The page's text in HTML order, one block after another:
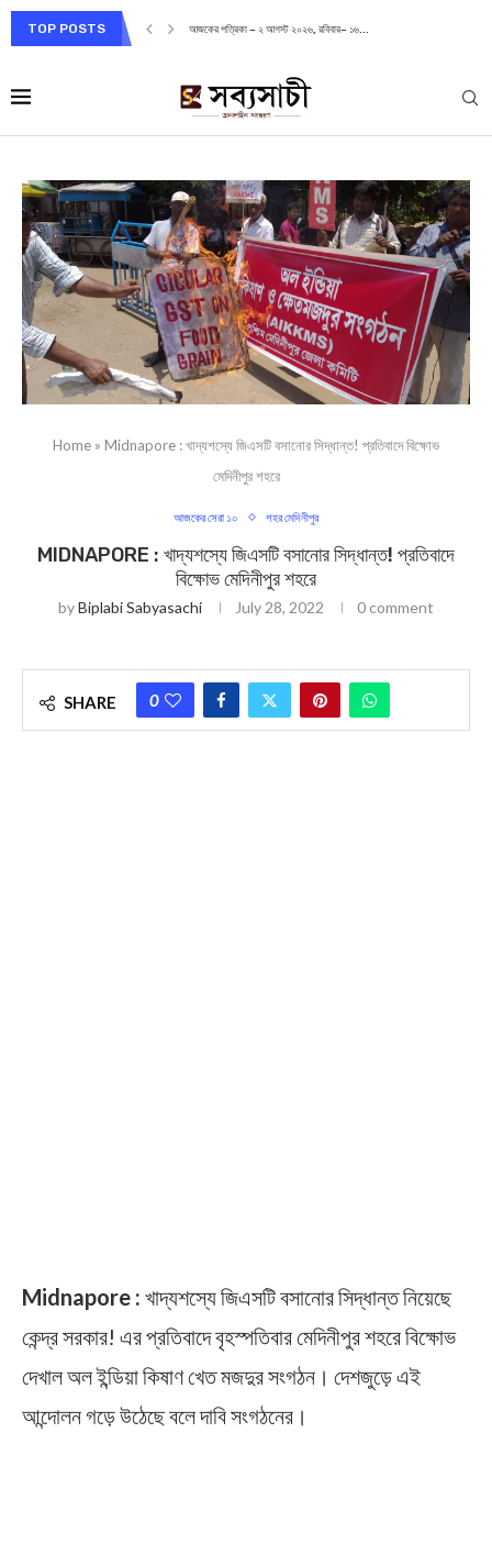
TOP POSTS আজকের পত্রিকা – ২ আগস্ট ২০২৬, রবিবার– ১৬...
Home » Midnapore : খাদ্যশস্যে জিএসটি বসানোর সিদ্ধান্ত! প্রতিবাদে বিক্ষোভ
মেদিনীপুর শহরে
আজকের সেরা ১০ শহর মেদিনীপুর
MIDNAPORE : খাদ্যশস্যে জিএসটি বসানোর সিদ্ধান্ত! প্রতিবাদে
বিক্ষোভ মেদিনীপুর শহরে
byBiplabi Sabyasachi July 28, 2022 0 comment
SHARE 0
Midnapore : খাদ্যশস্যে জিএসটি বসানোর সিদ্ধান্ত নিয়েছে
কেন্দ্র সরকার! এর প্রতিবাদে বৃহস্পতিবার মেদিনীপুর শহরে বিক্ষোভ
দেখাল অল ইন্ডিয়া কিষাণ খেত মজদুর সংগঠন। দেশজুড়ে এই
আন্দোলন গড়ে উঠেছে বলে দাবি সংগঠনের।